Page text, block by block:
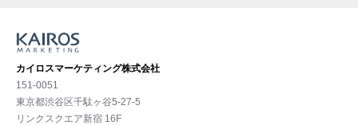
カイロスマーケティング株式会社
151-0051
東京都渋⾕区千駄ヶ谷5-27-5
リンクスクエア新宿 16F